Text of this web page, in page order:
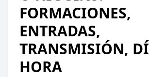
FORMACIONES,
ENTRADAS,
TRANSMISIÓN,
HORA